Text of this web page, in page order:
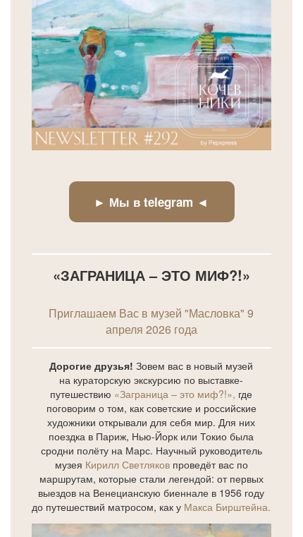
► Мы в telegram ◄
«ЗАГРАНИЦА – ЭТО МИФ?!»
Приглашаем Вас в музей "Масловка" 9
апреля 2026 года
Дорогие друзья! Зовем вас в новый музей
на кураторскую экскурсию по выставке-
путешествию «Заграница – это миф?!», где
поговорим о том, как советские и российские
художники открывали для себя мир. Для них
поездка в Париж, Нью-Йорк или Токио была
сродни полёту на Марс. Научный руководитель
музея Кирилл Светляков проведёт вас по
маршрутам, которые стали легендой: от первых
выездов на Венецианскую биеннале в 1956 году
до путешествий матросом, как у Макса Бирштейна.